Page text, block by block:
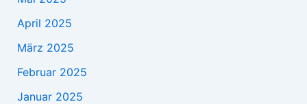
April 2025
März 2025
Februar 2025
Januar 2025